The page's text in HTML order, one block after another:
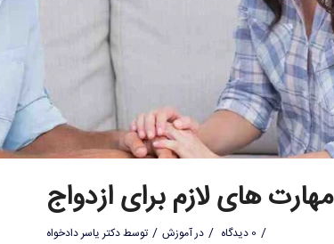
مهارت های لازم برای ازدواج
/ 0 دیدگاه / درآموزش / توسطدکتر یاسر دادخواه